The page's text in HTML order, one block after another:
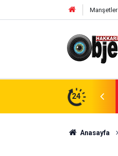
Manşetler
24
Anasayfa